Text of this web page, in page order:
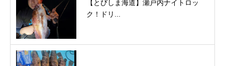
【とびしま海道】瀬戸内ナイトロッ
ク！ドリ...